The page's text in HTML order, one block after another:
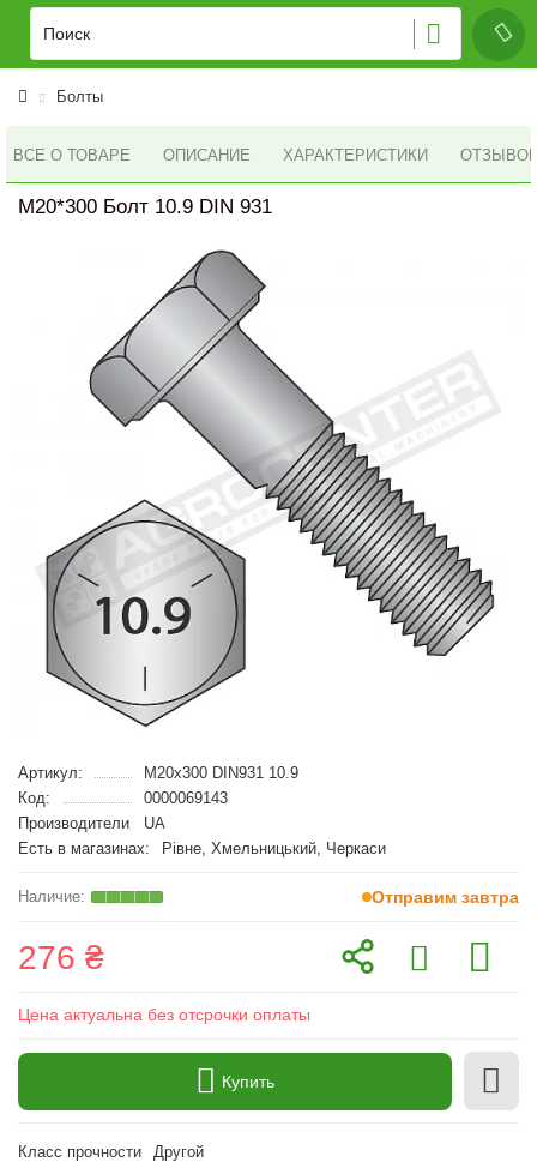
Болты
ВСЕ О ТОВАРЕ ОПИСАНИЕ ХАРАКТЕРИСТИКИ ОТЗЫВОВ
M20*300 Болт 10.9 DIN 931
Артикул:
M20x300 DIN931 10.9
Код:
0000069143
Производители
UA
Есть в магазинах:
Рівне, Хмельницький, Черкаси
Отправим завтра
276 ₴
Цена актуальна без отсрочки оплаты
Купить
Класс прочности
Другой